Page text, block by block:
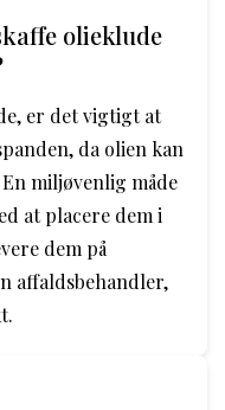
olieklude
er det vigtigt at
da olien kan
miljøvenlig måde
at placere dem i
dem på
affaldsbehandler,